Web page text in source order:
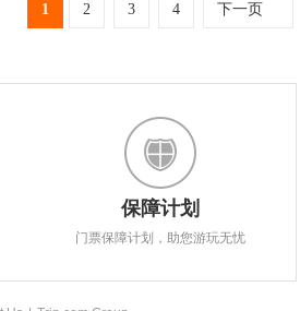
1 2 3 4 下一页
保障计划
门票保障计划，助您游玩无忧